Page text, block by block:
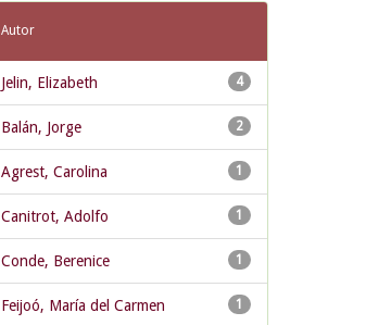
Autor
4
Jelin, Elizabeth
2
Balán, Jorge
1
Agrest, Carolina
1
Canitrot, Adolfo
1
Conde, Berenice
1
Feijoó, María del Carmen